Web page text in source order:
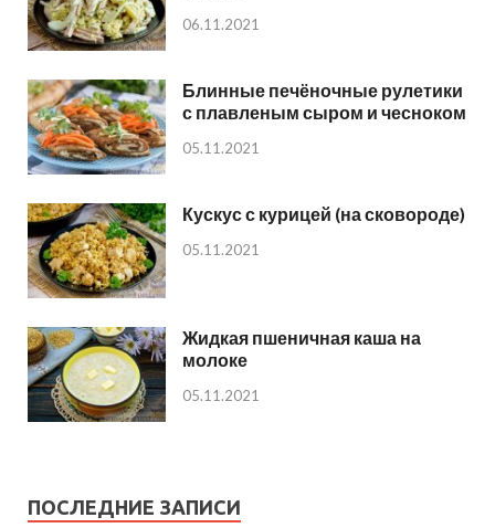
06.11.2021
Блинные печёночные рулетики
с плавленым сыром и чесноком
05.11.2021
Кускус с курицей (на сковороде)
05.11.2021
Жидкая пшеничная каша на
молоке
05.11.2021
ПОСЛЕДНИЕ ЗАПИСИ